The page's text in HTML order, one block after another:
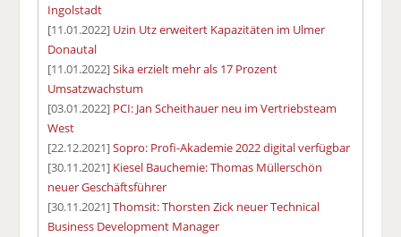
Ingolstadt
[11.01.2022] Uzin Utz erweitert Kapazitäten im Ulmer
Donautal
[11.01.2022]Sika erzielt mehr als 17 Prozent
Umsatzwachstum
[03.01.2022] PCI: Jan Scheithauer neu im Vertriebsteam
West
[22.12.2021]Sopro: Profi-Akademie 2022 digital verfügbar
[30.11.2021] Kiesel Bauchemie: Thomas Müllerschön
neuer Geschäftsführer
[30.11.2021]Thomsit: Thorsten Zick neuer Technical
Business Development Manager